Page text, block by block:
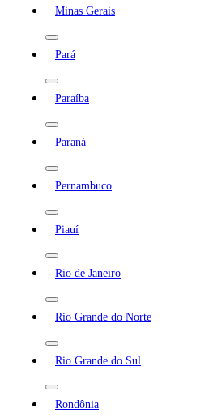
Minas Gerais
Pará
Paraíba
Paraná
Pernambuco
Piauí
Rio de Janeiro
Rio Grande do Norte
Rio Grande do Sul
Rondônia